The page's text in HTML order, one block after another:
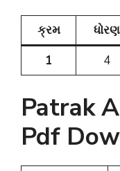
ક્રમ ધોરણ
1
4
Patrak
Pdf